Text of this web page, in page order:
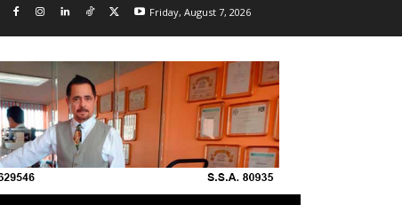
Friday, August 7, 2026